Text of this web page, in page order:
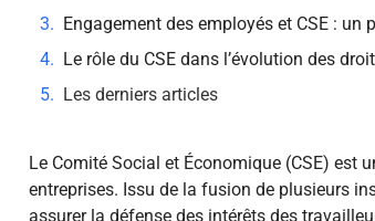
Engagement des employés et CSE : un
Le rôle du CSE dans l’évolution des
Les derniers articles
Le Comité Social et Économique (CSE) est
entreprises. Issu de la fusion de plusieurs
assurer la défense des intérêts des